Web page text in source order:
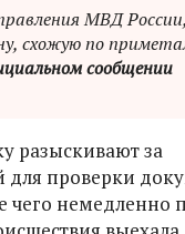
МВД
схожую по
сообщении
разыскивают за
проверки
немедленно